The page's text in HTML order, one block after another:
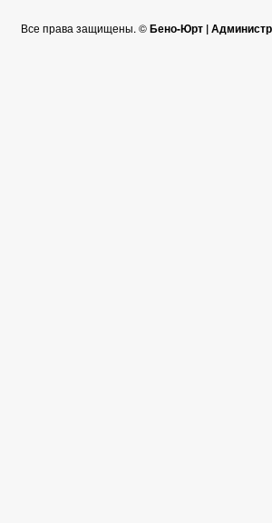
Все права защищены. ©Бено-Юрт |